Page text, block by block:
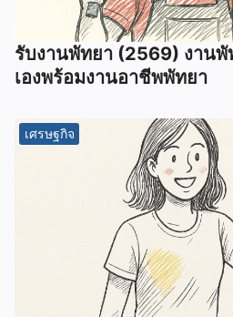
รับงานพัทยา (2569) ️งานพั
เองพร้อมงานอาชีพพัทยา
เศรษฐกิจ